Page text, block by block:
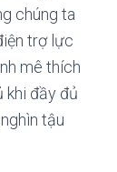
chúng ta
trợ lực
mê thích
khi đầy đủ
tậu